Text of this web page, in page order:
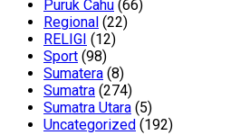
Puruk Cahu (66)
Regional (22)
RELIGI (12)
Sport (98)
Sumatera (8)
Sumatra (274)
Sumatra Utara (5)
Uncategorized (192)